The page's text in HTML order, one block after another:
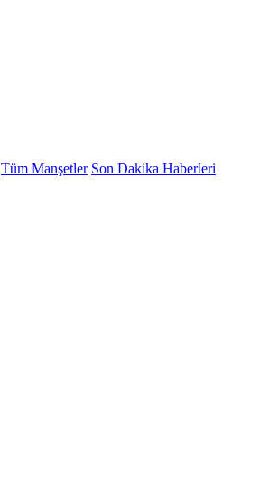
Tüm Manşetler Son Dakika Haberleri